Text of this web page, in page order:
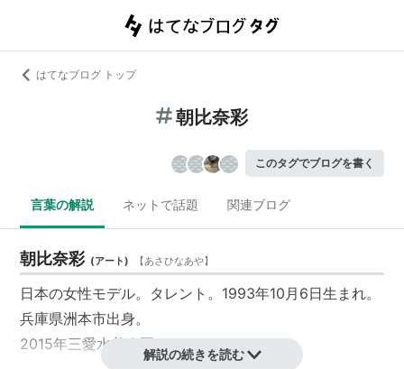
はてなブログ トップ
朝比奈彩
このタグでブログを書く
言葉の解説 ネットで話題 関連ブログ
朝比奈彩 (アート) 【あさひなあや】
日本の女性モデル。タレント。1993年10月6日生まれ。
兵庫県洲本市出身。
2015年三愛水着楽園イメージガール。
解説の続きを読む